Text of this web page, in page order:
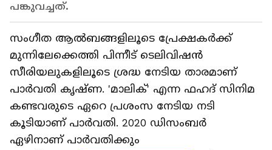
പങ്കുവച്ചത്.
സംഗീത ആല്‍ബങ്ങളിലൂടെ പ്രേക്ഷകര്‍ക്ക്
മുന്നിലേക്കെത്തി പിന്നീട് ടെലിവിഷന്‍
സീരിയലുകളിലൂടെ ശ്രദ്ധ നേടിയ താരമാണ്
പാര്‍വതി കൃഷ്ണ. 'മാലിക്' എന്ന ഫഹദ് സിനിമ
കണ്ടവരുടെ ഏറെ പ്രശംസ നേടിയ നടി
കൂടിയാണ് പാര്‍വതി. 2020 ഡിസംബര്‍
ഏഴിനാണ് പാർവതിക്കും